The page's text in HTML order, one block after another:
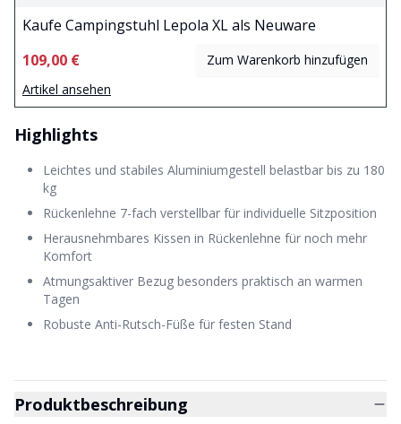
Kaufe Campingstuhl Lepola XL als Neuware
109,00 €
Zum Warenkorb hinzufügen
Artikel ansehen
Highlights
Leichtes und stabiles Aluminiumgestell belastbar bis zu 180
kg
Rückenlehne 7-fach verstellbar für individuelle Sitzposition
Herausnehmbares Kissen in Rückenlehne für noch mehr
Komfort
Atmungsaktiver Bezug besonders praktisch an warmen
Tagen
Robuste Anti-Rutsch-Füße für festen Stand
Produktbeschreibung